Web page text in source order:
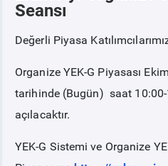
Seansı
Değerli Piyasa
Organize YEK-G Piyasası
tarihinde (Bugün) saat
açılacaktır.
YEK-G Sistemi ve Organize